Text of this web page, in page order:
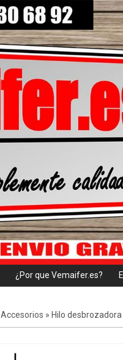
¿Por que Vemaifer.es?
Accesorios » Hilo